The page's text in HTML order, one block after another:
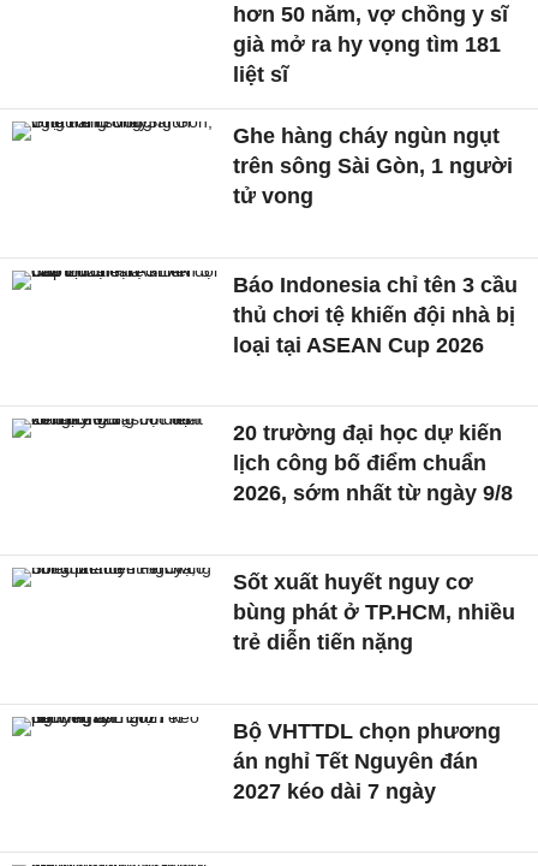
hơn 50 năm, vợ chồng y sĩ
già mở ra hy vọng tìm 181
liệt sĩ
Ghe hàng cháy ngùn ngụt
trên sông Sài Gòn, 1 người
tử vong
Báo Indonesia chỉ tên 3 cầu
thủ chơi tệ khiến đội nhà bị
loại tại ASEAN Cup 2026
20 trường đại học dự kiến
lịch công bố điểm chuẩn
2026, sớm nhất từ ngày 9/8
Sốt xuất huyết nguy cơ
bùng phát ở TP.HCM, nhiều
trẻ diễn tiến nặng
Bộ VHTTDL chọn phương
án nghỉ Tết Nguyên đán
2027 kéo dài 7 ngày